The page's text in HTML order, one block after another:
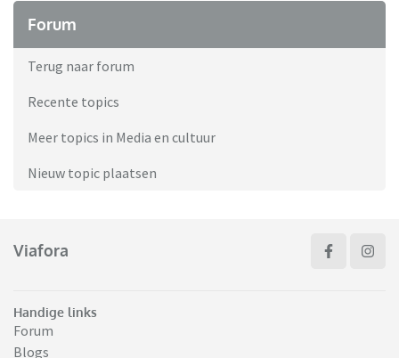
Forum
Terug naar forum
Recente topics
Meer topics in Media en cultuur
Nieuw topic plaatsen
Viafora
Handige links
Forum
Blogs